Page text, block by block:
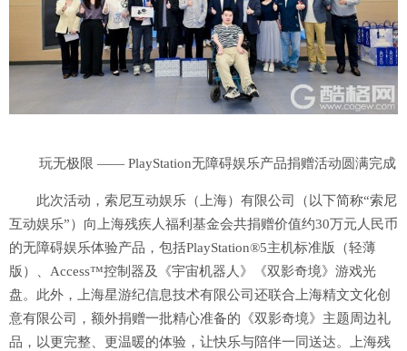
玩无极限 —— PlayStation无障碍娱乐产品捐赠活动圆满完成
此次活动，索尼互动娱乐（上海）有限公司（以下简称“索尼
互动娱乐”）向上海残疾人福利基金会共捐赠价值约30万元人民币
的无障碍娱乐体验产品，包括PlayStation®5主机标准版（轻薄
版）、Access™控制器及《宇宙机器人》《双影奇境》游戏光
盘。此外，上海星游纪信息技术有限公司还联合上海精文文化创
意有限公司，额外捐赠一批精心准备的《双影奇境》主题周边礼
品，以更完整、更温暖的体验，让快乐与陪伴一同送达。上海残